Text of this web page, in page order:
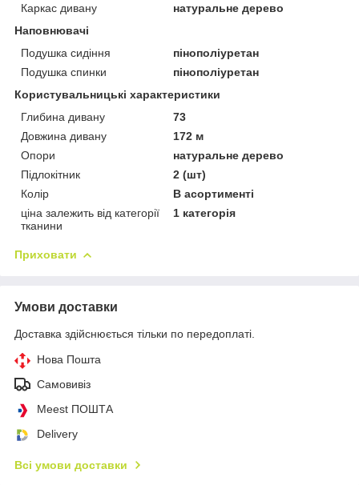
Каркас дивану
натуральне дерево
Наповнювачі
Подушка сидіння
пінополіуретан
Подушка спинки
пінополіуретан
Користувальницькі характеристики
Глибина дивану
73
Довжина дивану
172 м
Опори
натуральне дерево
Підлокітник
2 (шт)
Колір
В асортименті
ціна залежить від категорії
тканини
1 категорія
Приховати
Умови доставки
Доставка здійснюється тільки по передоплаті.
Нова Пошта
Самовивіз
Meest ПОШТА
Delivery
Всі умови доставки